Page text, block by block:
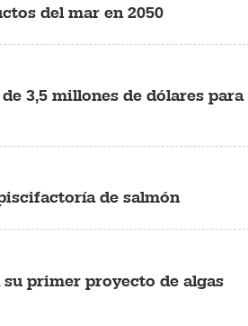
del mar en 2050
3,5 millones de dólares para
de salmón
primer proyecto de algas